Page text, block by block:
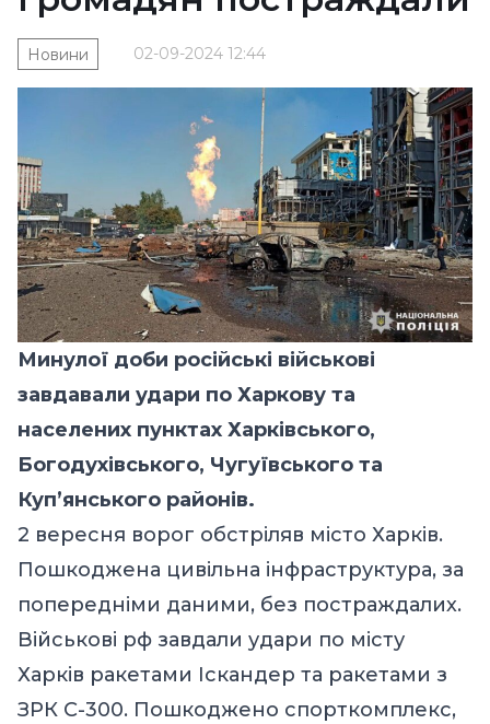
02-09-2024 12:44
Новини
Минулої доби російські військові
завдавали удари по Харкову та
населених пунктах Харківського,
Богодухівського, Чугуївського та
Куп’янського районів.
2 вересня ворог обстріляв місто Харків.
Пошкоджена цивільна інфраструктура, за
попередніми даними, без постраждалих.
Військові рф завдали удари по місту
Харків ракетами Іскандер та ракетами з
ЗРК С-300. Пошкоджено спорткомплекс,